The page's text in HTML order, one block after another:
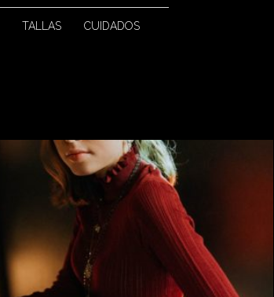
TALLAS CUIDADOS